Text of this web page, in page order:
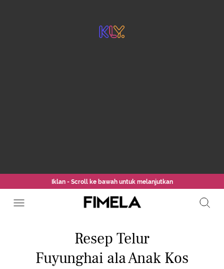
Iklan - Scroll ke bawah untuk melanjutkan
Resep Telur
Fuyunghai ala Anak Kos